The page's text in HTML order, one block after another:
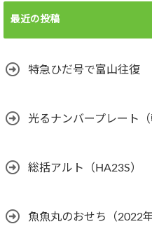
最近の投稿
特急ひだ号で富山往復
光るナンバープレート（
総括アルト（HA23S）
魚魚丸のおせち（2022